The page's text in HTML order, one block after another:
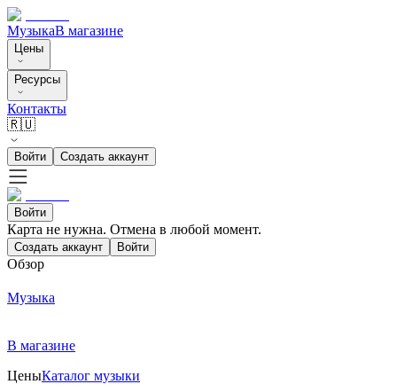
МузыкаВ магазине
Цены
Ресурсы
Контакты
🇷🇺
Войти Создать аккаунт
Войти
Карта не нужна. Отмена в любой момент.
Создать аккаунт Войти
Обзор
Музыка
В магазине
ЦеныКаталог музыки